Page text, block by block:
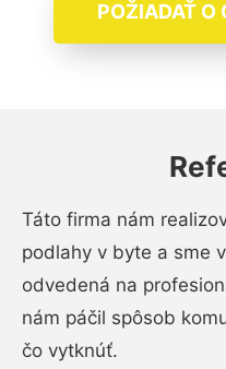
POŽIADAŤ O
Táto firma nám
podlahy v byte a sme
odvedená na
nám páčil spôsob
čo vytknúť.